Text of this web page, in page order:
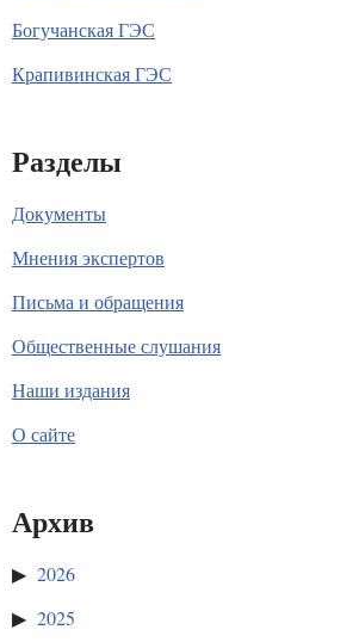
Богучанская ГЭС
Крапивинская ГЭС
Разделы
Документы
Мнения экспертов
Письма и обращения
Общественные слушания
Наши издания
О сайте
Архив
2026
2025